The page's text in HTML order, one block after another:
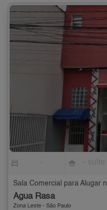
Sala Comercial para Alugar
Água Rasa
Zona Leste - São Paulo